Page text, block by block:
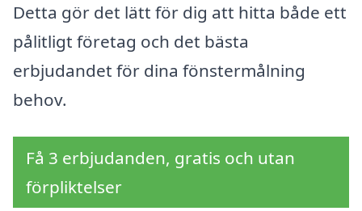
Detta gör det lätt för dig att hitta både ett
pålitligt företag och det bästa
erbjudandet för dina fönstermålning
behov.
Få 3 erbjudanden, gratis och utan
förpliktelser